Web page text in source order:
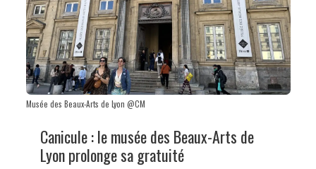
Musée des Beaux-Arts de Lyon @CM
Canicule : le musée des Beaux-Arts de
Lyon prolonge sa gratuité